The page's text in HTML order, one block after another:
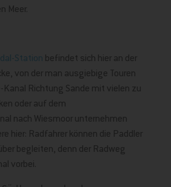
Meer.
Station befindet sich hier an der
von der man ausgiebige Touren
Kanal Richtung Sande mit vielen zu
oder auf dem
nach Wiesmoor unternehmen
hier: Radfahrer können die Paddler
begleiten, denn der Radweg
vorbei.